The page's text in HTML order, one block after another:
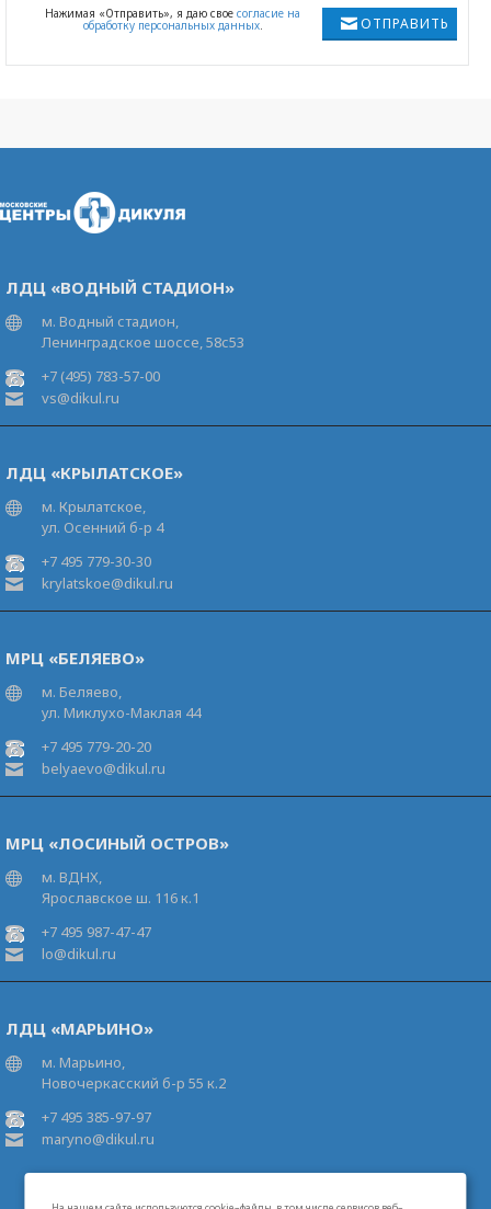
ОТПРАВИТЬ
Нажимая «Отправить», я даю свое согласие на
обработку персональных данных.
ЛДЦ «ВОДНЫЙ СТАДИОН»
м. Водный стадион,
Ленинградское шоссе, 58с53
+7 (495) 783-57-00
vs@dikul.ru
ЛДЦ «КРЫЛАТСКОЕ»
м. Крылатское,
ул. Осенний б-р 4
+7 495 779-30-30
krylatskoe@dikul.ru
МРЦ «БЕЛЯЕВО»
м. Беляево,
ул. Миклухо-Маклая 44
+7 495 779-20-20
belyaevo@dikul.ru
МРЦ «ЛОСИНЫЙ ОСТРОВ»
м. ВДНХ,
Ярославское ш. 116 к.1
+7 495 987-47-47
lo@dikul.ru
ЛДЦ «МАРЬИНО»
м. Марьино,
Новочеркасский б-р 55 к.2
+7 495 385-97-97
maryno@dikul.ru